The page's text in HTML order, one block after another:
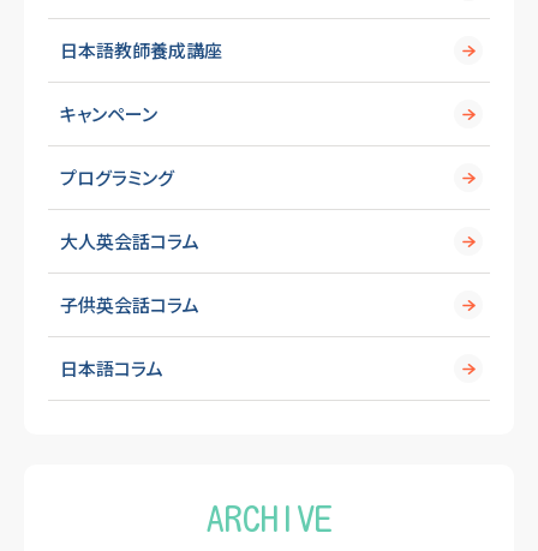
日本語教師養成講座
キャンペーン
プログラミング
大人英会話コラム
子供英会話コラム
日本語コラム
ARCHIVE